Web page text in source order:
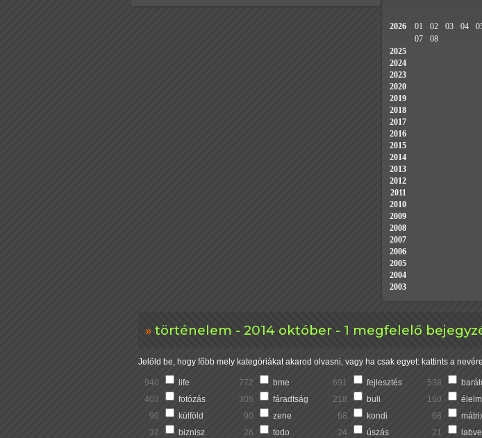
történelem - 2014 október - 1 megfelelő
Jelöld be, hogy főbb mely kategóriákat akarod olvasni, vagy ha csak egyet: kattints a
940 life 772 bme 691 fejlesztés 538
403
fotózás 305 fáradtság 218 buli 160
90
külföld 90 zene 68 kondi 68
32
biznisz 26 todo 24 úszás 21
2026 01 02 03 04
07
08
2025
2024
2023
2020
2019
2018
2017
2016
2015
2014
2013
2012
2011
2010
2009
2008
2007
2006
2005
2004
2003